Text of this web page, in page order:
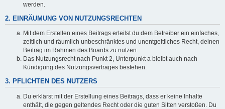
werden.
2. EINRÄUMUNG VON NUTZUNGSRECHTEN
Mit dem Erstellen eines Beitrags erteilst du dem Betreiber ein einfaches,
zeitlich und räumlich unbeschränktes und unentgeltliches Recht, deinen
Beitrag im Rahmen des Boards zu nutzen.
Das Nutzungsrecht nach Punkt 2, Unterpunkt a bleibt auch nach
Kündigung des Nutzungsvertrages bestehen.
3. PFLICHTEN DES NUTZERS
Du erklärst mit der Erstellung eines Beitrags, dass er keine Inhalte
enthält, die gegen geltendes Recht oder die guten Sitten verstoßen. Du